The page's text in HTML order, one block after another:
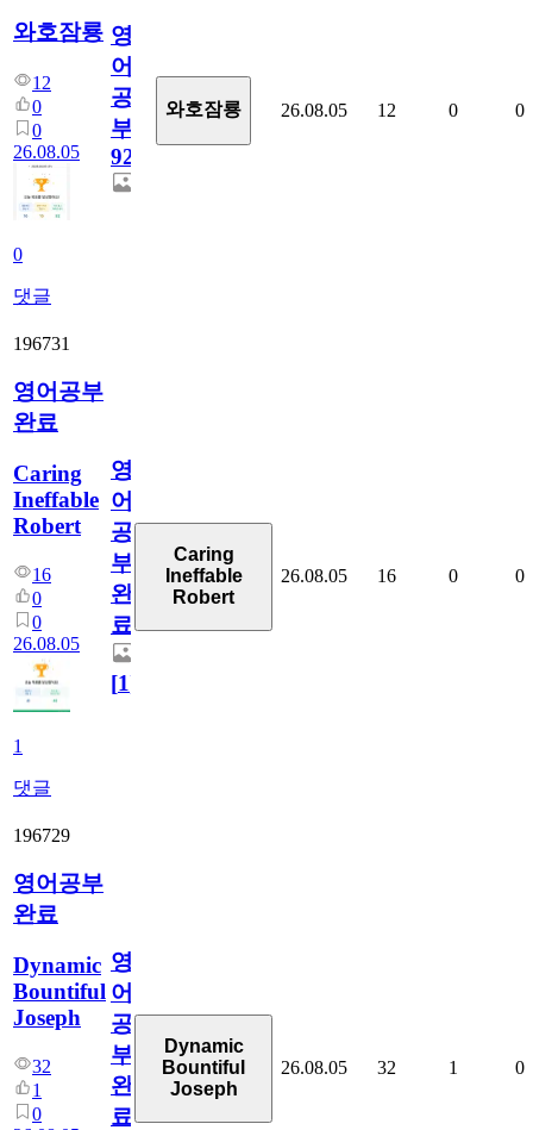
와호잠룡
12
0
0
26.08.05
0
댓글
영
어
공
부
929
와호잠룡 26.08.05 12 0 0
196731
영어공부
완료
Caring
Ineffable
Robert
16
0
0
26.08.05
1
댓글
영
어
공
부
완
료
[1]
Caring
Ineffable
Robert
26.08.05 16 0 0
196729
영어공부
완료
Dynamic
Bountiful
Joseph
32
1
0
영
어
공
부
완
료
Dynamic
Bountiful
Joseph
26.08.05 32 1 0